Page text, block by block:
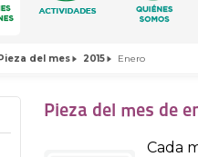
del mes 2015 Enero
Pieza del mes de
Cada